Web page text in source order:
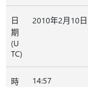
日
期
(U
TC)
2010年2月10日
時
14:57